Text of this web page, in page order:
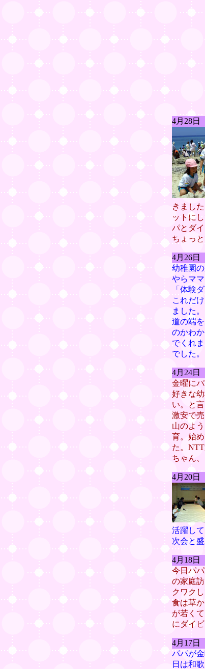
4月28
きまし
ットに
パとダ
ちょっ
4月26日
幼稚園
やらマ
「体験
これだ
ました
道の端
のかわ
でくれ
でした
4月24日
金曜に
好きな
い。と
激安で
山のよ
育。始
た。
ちゃん
4月20日
活躍し
次会と
4月18日
今日パ
の家庭
クワク
食は草
が若く
にダイ
4月17日
パパが
日は和